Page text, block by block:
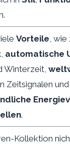
Vorteile, wie
, automatische
Winterzeit,
Zeitsignalen und
.
Kollektion